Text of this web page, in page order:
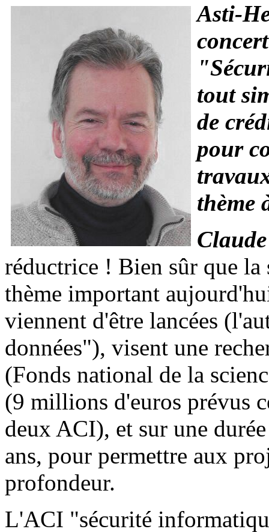
Asti-
tout
de
pour
thème
réductrice ! Bien sûr que
thème important
viennent d'être lancées
données"), visent une
(Fonds national de la
(9 millions d'euros prévus
deux ACI), et sur une
ans, pour permettre aux
profondeur.
L'ACI "sécurité